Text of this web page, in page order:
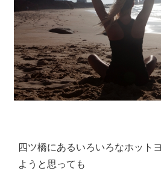
四ツ橋にあるいろいろなホット
ようと思っても